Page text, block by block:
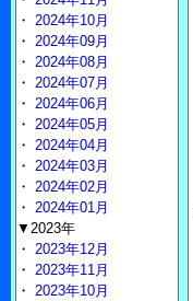
・ 2024年10月
・ 2024年09月
・ 2024年08月
・ 2024年07月
・ 2024年06月
・ 2024年05月
・ 2024年04月
・ 2024年03月
・ 2024年02月
・ 2024年01月
▼2023年
・ 2023年12月
・ 2023年11月
・ 2023年10月